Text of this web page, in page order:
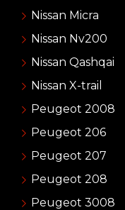
Nissan Micra
Nissan Nv200
Nissan Qashqai
Nissan X-trail
Peugeot 2008
Peugeot 206
Peugeot 207
Peugeot 208
Peugeot 3008